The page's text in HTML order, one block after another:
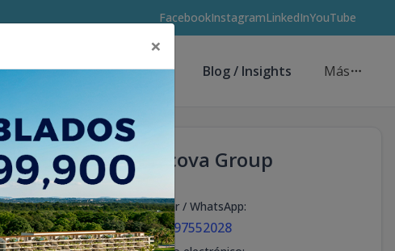
FacebookInstagramLinkedInYouTube
Asesores de Inversión Blog / Insights Más
Becova Group
Celular / WhatsApp:
+18297552028
×